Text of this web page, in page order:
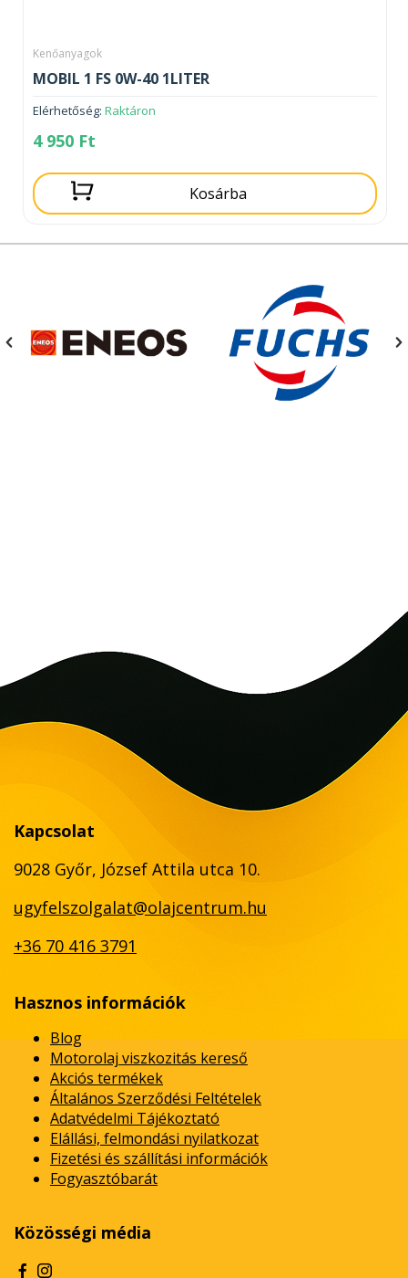
Kenőanyagok
MOBIL 1 FS 0W-40 1LITER
Elérhetőség: Raktáron
4 950 Ft
Kosárba
Kapcsolat
9028 Győr, József Attila utca 10.
ugyfelszolgalat@olajcentrum.hu
+36 70 416 3791
Hasznos információk
Blog
Motorolaj viszkozitás kereső
Akciós termékek
Általános Szerződési Feltételek
Adatvédelmi Tájékoztató
Elállási, felmondási nyilatkozat
Fizetési és szállítási információk
Fogyasztóbarát
Közösségi média